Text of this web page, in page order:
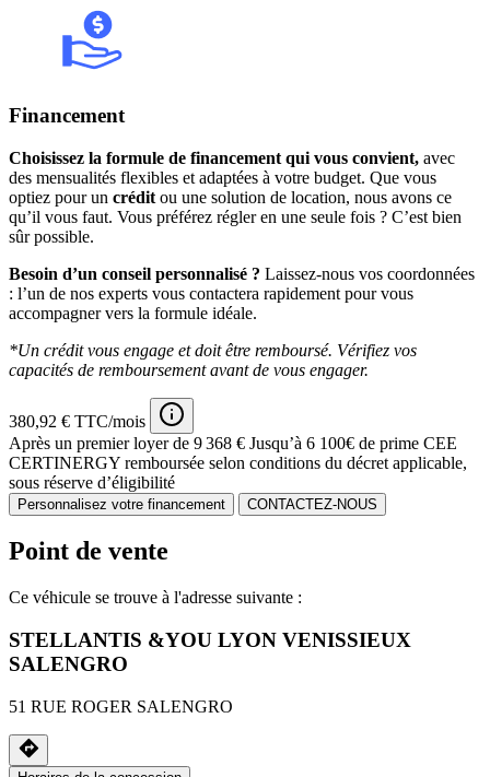
Financement
Choisissez la formule de financement qui vous convient, avec
des mensualités flexibles et adaptées à votre budget. Que vous
optiez pour un crédit ou une solution de location, nous avons ce
qu’il vous faut. Vous préférez régler en une seule fois ? C’est bien
sûr possible.
Besoin d’un conseil personnalisé ? Laissez-nous vos coordonnées
: l’un de nos experts vous contactera rapidement pour vous
accompagner vers la formule idéale.
*Un crédit vous engage et doit être remboursé. Vérifiez vos
capacités de remboursement avant de vous engager.
380,92 € TTC/mois
Après un premier loyer de 9 368 € Jusqu’à 6 100€ de prime CEE
CERTINERGY remboursée selon conditions du décret applicable,
sous réserve d’éligibilité
Personnalisez votre financement CONTACTEZ-NOUS
Point de vente
Ce véhicule se trouve à l'adresse suivante :
STELLANTIS &YOU LYON VENISSIEUX
SALENGRO
51 RUE ROGER SALENGRO